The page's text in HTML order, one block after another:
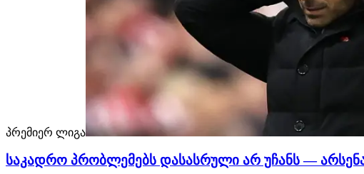
პრემიერ ლიგა
საკადრო პრობლემებს დასასრული არ უჩანს —